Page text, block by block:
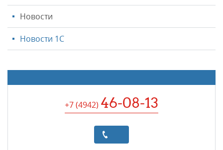
Новости
Новости 1С
+7 (4942) 46-08-13